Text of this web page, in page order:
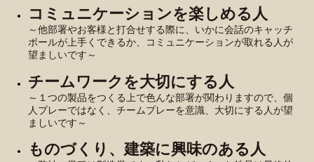
コミュニケーションを楽しめる人
～他部署やお客様と打合せする際に、いかに会話のキャッチ
ボールが上手くできるか、コミュニケーションが取れる人が
望ましいです～
チームワークを大切にする人
～１つの製品をつくる上で色んな部署が関わりますので、個
人プレーではなく、チームプレーを意識、大切にする人が望
ましいです～
ものづくり、建築に興味のある人